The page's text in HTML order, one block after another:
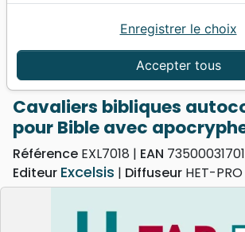
Papeterie
Cavaliers bibliques autocollants
Cavaliers bibliques
pour Bible avec
Référence EXL7018 EAN
Editeur Excelsis Diffuseur HET-
Accepter tous
Enregistrer le choix